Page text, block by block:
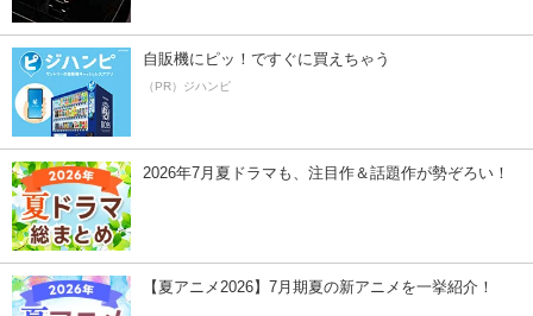
自販機にピッ！ですぐに買えちゃう
（PR）ジハンピ
2026年7月夏ドラマも、注目作＆話題作が勢ぞろい！
【夏アニメ2026】7月期夏の新アニメを一挙紹介！